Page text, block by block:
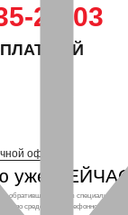
25-03
оферты
уже СЕЙЧАС!
обратившийся через специальные
по средствам телефонного звонка,